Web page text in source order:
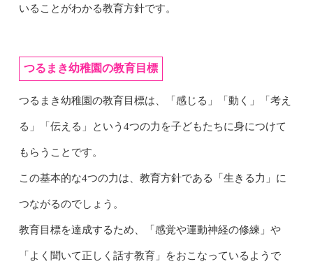
いることがわかる教育方針です。
つるまき幼稚園の教育目標
つるまき幼稚園の教育目標は、「感じる」「動く」「考え
る」「伝える」という4つの力を子どもたちに身につけて
もらうことです。
この基本的な4つの力は、教育方針である「生きる力」に
つながるのでしょう。
教育目標を達成するため、「感覚や運動神経の修練」や
「よく聞いて正しく話す教育」をおこなっているようで